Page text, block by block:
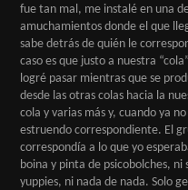
fue tan mal, me instalé en una
amuchamientos donde el que
sabe detrás de quién le
caso es que justo a nuestra
logré pasar mientras que se
desde las otras colas hacia la
cola y varias más y, cuando ya
estruendo correspondiente. El
correspondía a lo que yo
boina y pinta de psicobolches,
yuppies, ni nada de nada. Solo